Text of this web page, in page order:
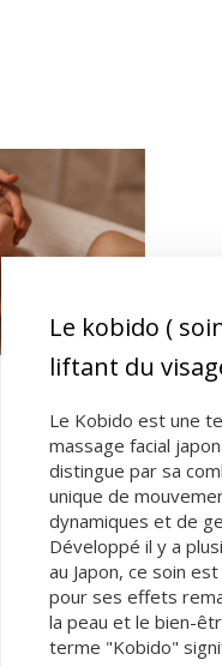
Le kobido (
liftant du
Le Kobido est une
massage facial
distingue par sa
unique de
dynamiques et de
Développé il y a
au Japon, ce soin
pour ses effets
la peau et le bien-
terme "Kobido"